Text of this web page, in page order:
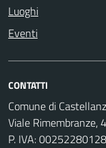
Luoghi
Eventi
CONTATTI
Comune di
Viale Rimembranze,
P. IVA: 00252280128